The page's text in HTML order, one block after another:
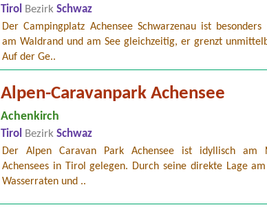
Tirol Bezirk Schwaz
Der Campingplatz Achensee Schwarzenau ist besonders
am Waldrand und am See gleichzeitig, er grenzt
Auf der Ge..
Alpen-Caravanpark Achensee
Achenkirch
Tirol Bezirk Schwaz
Der Alpen Caravan Park Achensee ist idyllisch am
Achensees in Tirol gelegen. Durch seine direkte Lage
Wasserraten und ..